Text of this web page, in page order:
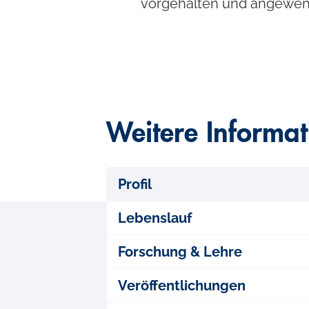
l
vorgehalten und
Weitere
Profil
Lebenslauf
Forschung & Lehre
Veröffentlichungen